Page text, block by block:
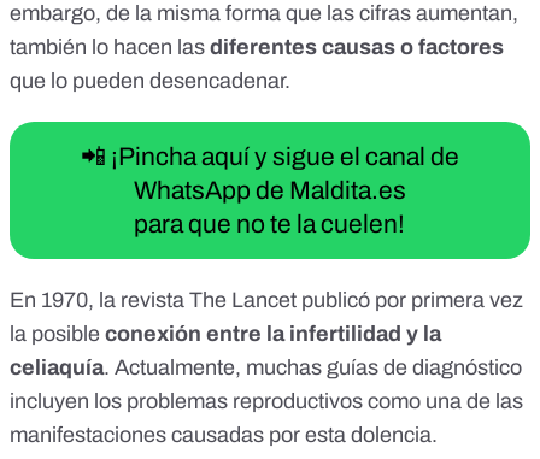
embargo, de la misma forma que las cifras aumentan,
también lo hacen las diferentes causas o factores
que lo pueden desencadenar.
📲 ¡Pincha aquí y sigue el canal de
WhatsApp de Maldita.es
para que no te la cuelen!
En 1970, la revista The Lancet publicó por primera vez
la posible conexión entre la infertilidad y la
celiaquía. Actualmente, muchas guías de diagnóstico
incluyen los problemas reproductivos como una de las
manifestaciones causadas por esta dolencia.